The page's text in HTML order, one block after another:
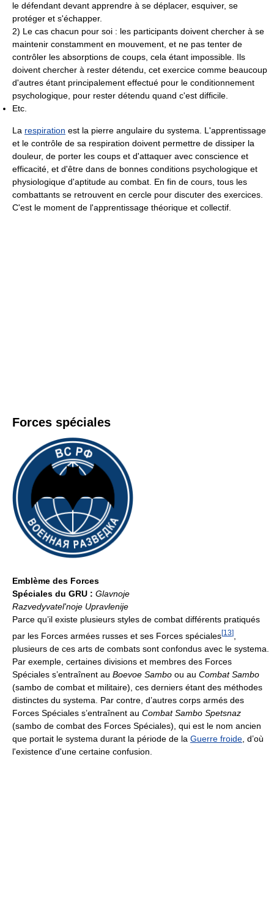
le défendant devant apprendre à se déplacer, esquiver, se
protéger et s'échapper.
2) Le cas chacun pour soi : les participants doivent chercher à se
maintenir constamment en mouvement, et ne pas tenter de
contrôler les absorptions de coups, cela étant impossible. Ils
doivent chercher à rester détendu, cet exercice comme beaucoup
d'autres étant principalement effectué pour le conditionnement
psychologique, pour rester détendu quand c'est difficile.
Etc.
La respiration est la pierre angulaire du systema. L'apprentissage
et le contrôle de sa respiration doivent permettre de dissiper la
douleur, de porter les coups et d'attaquer avec conscience et
efficacité, et d'être dans de bonnes conditions psychologique et
physiologique d'aptitude au combat. En fin de cours, tous les
combattants se retrouvent en cercle pour discuter des exercices.
C'est le moment de l'apprentissage théorique et collectif.
Forces spéciales
Emblème des Forces
Spéciales du GRU : Glavnoje
Razvedyvatel'noje Upravlenije
Parce qu’il existe plusieurs styles de combat différents pratiqués
par les Forces armées russes et ses Forces spéciales[13]
plusieurs de ces arts de combats sont confondus avec le systema.
Par exemple, certaines divisions et membres des Forces
Spéciales s’entraînent au Boevoe Sambo ou au Combat Sambo
(sambo de combat et militaire), ces derniers étant des méthodes
distinctes du systema. Par contre, d’autres corps armés des
Forces Spéciales s’entraînent au Combat Sambo Spetsnaz
(sambo de combat des Forces Spéciales), qui est le nom ancien
que portait le systema durant la période de la Guerre froide , d’où
l'existence d'une certaine confusion.